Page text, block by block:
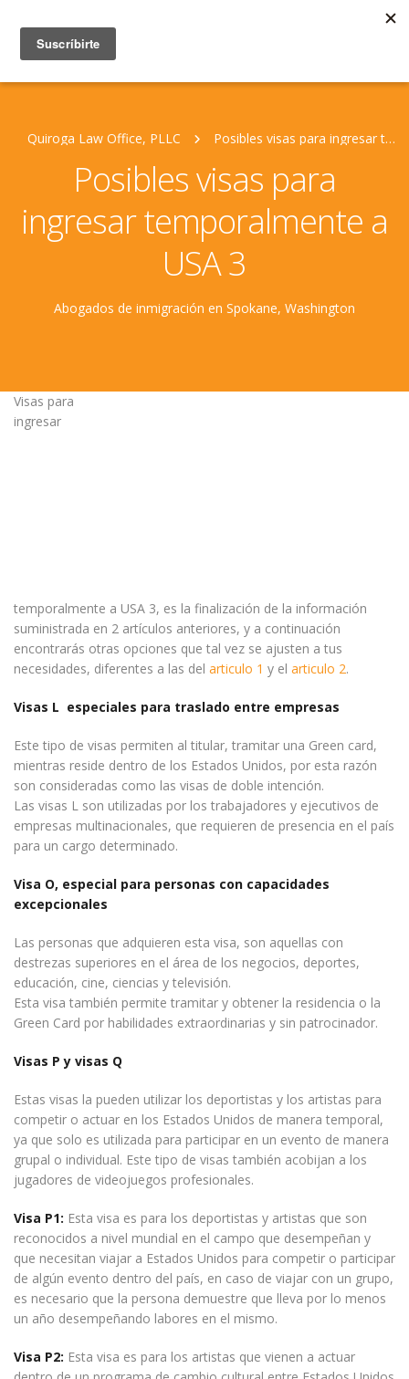
Quiroga Law Office, PLLC Posibles visas para ingresar temporalmente a USA 3
Posibles visas para
ingresar temporalmente a
USA 3
Abogados de inmigración en Spokane, Washington
Visas para
ingresar
temporalmente a USA 3, es la finalización de la información
suministrada en 2 artículos anteriores, y a continuación
encontrarás otras opciones que tal vez se ajusten a tus
necesidades, diferentes a las del articulo 1 y el articulo 2.
Visas L especiales para traslado entre empresas
Este tipo de visas permiten al titular, tramitar una Green card,
mientras reside dentro de los Estados Unidos, por esta razón
son consideradas como las visas de doble intención.
Las visas L son utilizadas por los trabajadores y ejecutivos de
empresas multinacionales, que requieren de presencia en el país
para un cargo determinado.
Visa O, especial para personas con capacidades
excepcionales
Las personas que adquieren esta visa, son aquellas con
destrezas superiores en el área de los negocios, deportes,
educación, cine, ciencias y televisión.
Esta visa también permite tramitar y obtener la residencia o la
Green Card por habilidades extraordinarias y sin patrocinador.
Visas P y visas Q
Estas visas la pueden utilizar los deportistas y los artistas para
competir o actuar en los Estados Unidos de manera temporal,
ya que solo es utilizada para participar en un evento de manera
grupal o individual. Este tipo de visas también acobijan a los
jugadores de videojuegos profesionales.
Visa P1: Esta visa es para los deportistas y artistas que son
reconocidos a nivel mundial en el campo que desempeñan y
que necesitan viajar a Estados Unidos para competir o participar
de algún evento dentro del país, en caso de viajar con un grupo,
es necesario que la persona demuestre que lleva por lo menos
un año desempeñando labores en el mismo.
Visa P2: Esta visa es para los artistas que vienen a actuar